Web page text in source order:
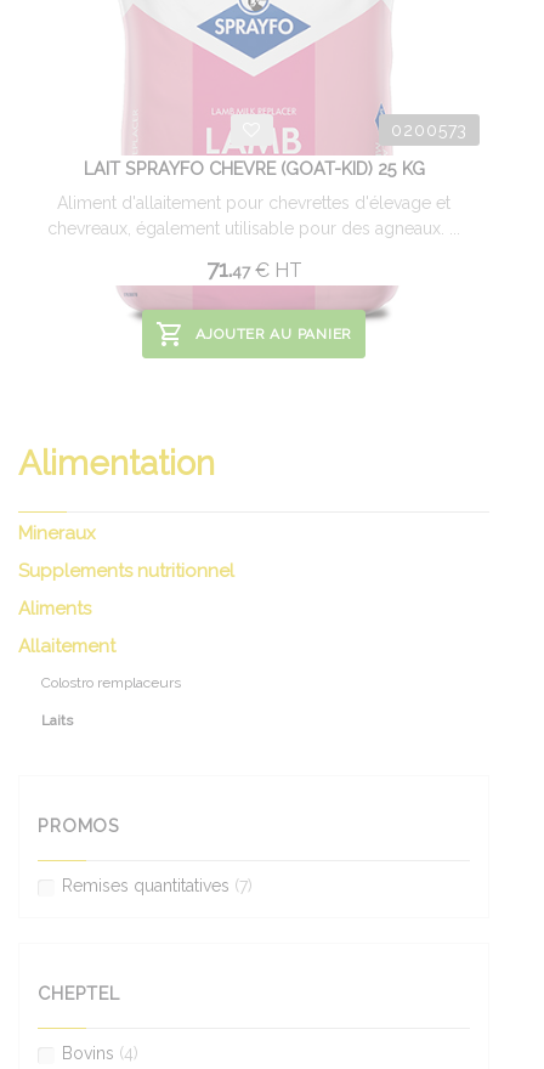
0200573
LAIT SPRAYFO CHEVRE (GOAT-KID) 25 KG
Aliment d'allaitement pour chevrettes d'élevage et
chevreaux, également utilisable pour des agneaux. ...
71.47 €HT
AJOUTER AU PANIER
Alimentation
Mineraux
Supplements nutritionnel
Aliments
Allaitement
Colostro remplaceurs
Laits
PROMOS
Remises quantitatives (7)
CHEPTEL
Bovins (4)